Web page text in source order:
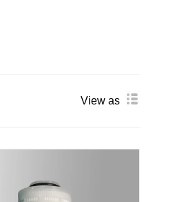
View as